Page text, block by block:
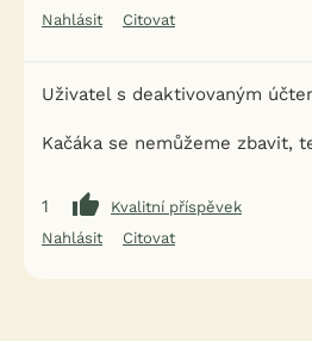
Nahlásit
Citovat
Uživatel s deaktivovaným
Kačáka se nemůžeme zbavit,
1
Kvalitní příspěvek
Nahlásit
Citovat